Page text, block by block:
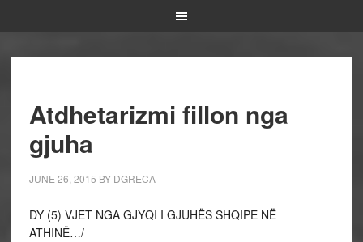
Atdhetarizmi fillon nga
gjuha
JUNE 26, 2015 BY DGRECA
DY (5) VJET NGA GJYQI I GJUHËS SHQIPE NË
ATHINË…/